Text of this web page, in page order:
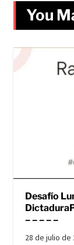
You
Desafío
– – – – –
28 de julio de